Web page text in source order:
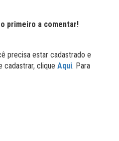
primeiro a comentar!
precisa estar cadastrado e
cadastrar, clique Aqui. Para